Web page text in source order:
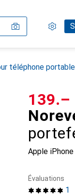
Compte
Listes
Listes
Panier
téléphone portable
Apple iPhone
CHF
139.–
1
Évaluations